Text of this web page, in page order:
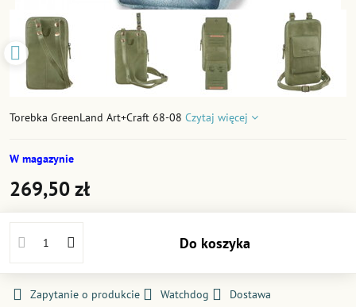
Torebka GreenLand Art+Craft 68-08 Czytaj więcej
W magazynie
269,50 zł
Do koszyka
Zapytanie o produkcie Watchdog
Dostawa